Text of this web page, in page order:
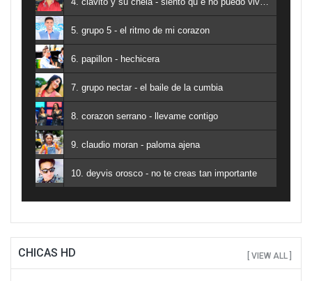
5. grupo 5 - el ritmo de mi corazon
6. papillon - hechicera
7. grupo nectar - el baile de la cumbia
8. corazon serrano - llevame contigo
9. claudio moran - paloma ajena
10. deyvis orosco - no te creas tan importante
CHICAS HD [ VIEW ALL ]